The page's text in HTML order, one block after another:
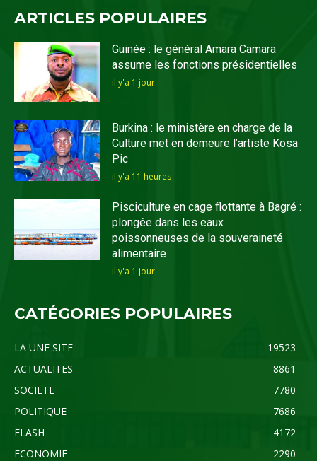
ARTICLES POPULAIRES
Guinée : le général Amara Camara
assume les fonctions présidentielles
il y'a 1 jour
Burkina : le ministère en charge de la
Culture met en demeure l’artiste Kosa
Pic
il y'a 11 heures
Pisciculture en cage flottante à Bagré :
plongée dans les eaux
poissonneuses de la souveraineté
alimentaire
il y'a 1 jour
CATÉGORIES POPULAIRES
LA UNE SITE
19523
ACTUALITES
8861
SOCIETE
7780
POLITIQUE
7686
FLASH
4172
ECONOMIE
2290